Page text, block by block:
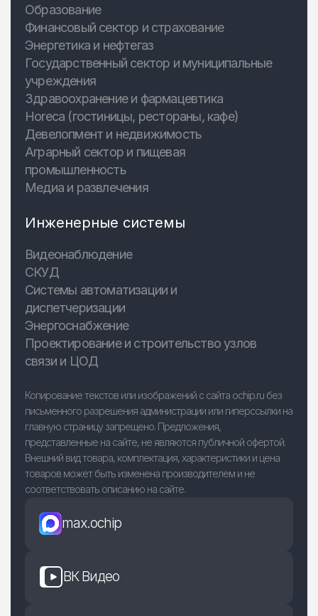
Образование
Финансовый сектор и страхование
Энергетика и нефтегаз
Государственный сектор и муниципальные
учреждения
Здравоохранение и фармацевтика
Horeca (гостиницы, рестораны, кафе)
Девелопмент и недвижимость
Аграрный сектор и пищевая
промышленность
Медиа и развлечения
Инженерные системы
Видеонаблюдение
СКУД
Системы автоматизации и
диспетчеризации
Энергоснабжение
Проектирование и строительство узлов
связи и ЦОД
Копирование текстов или изображений с сайта ochip.ru без
письменного разрешения администрации или гиперссылки на
главную страницу запрещено. Предложения,
представленные на сайте, не являются публичной офертой.
Внешний вид товара, комплектация, характеристики и цена
товаров может быть изменена производителем и не
соответствовать описанию на сайте.
max.ochip
ВК Видео